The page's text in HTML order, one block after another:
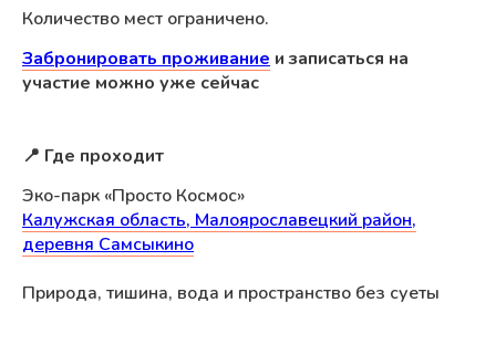
Количество мест ограничено.
Забронировать проживание и записаться на
участие можно уже сейчас
📍 Где проходит
Эко-парк «Просто Космос»
Калужская область, Малоярославецкий район,
деревня Самсыкино
Природа, тишина, вода и пространство без суеты